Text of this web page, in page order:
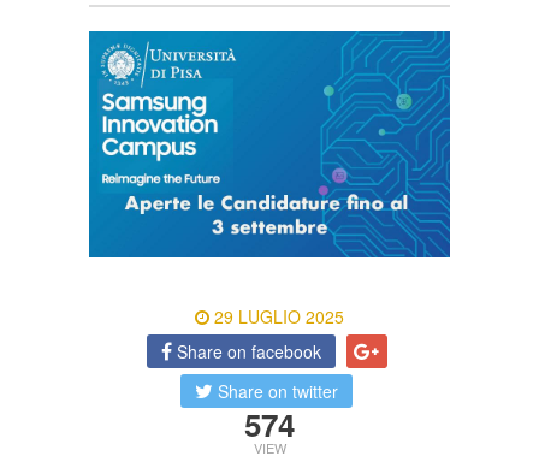
29 LUGLIO 2025
Share on facebook
Share on twitter
574
VIEW